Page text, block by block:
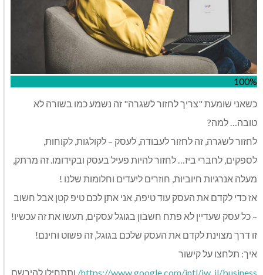
100%
כשאני שומעת "צריך לחזור לשגרה" זה נשמע כמו בשורה לא
טובה… למה?
לחזור לשגרה, זה לחזור לעבודה, לעסק – לקולגות, לקוחות,
לספקים, לחברי ביז… לחזור להיות פעיל בעסק ובקידומו. זה מרתק,
מעלה אנרגיות חיוביות, חוזרים ליעדים וחלומות שלנו !
אז כדי לקדם את העסק עוד טיפה, אני אתן לכם טיפ קטן אבל חשוב
– כל עסק שעדיין לא פתח חשבון בגוגל עסקים, תעשו את זה עכשיו!
זו דרך מצוינת לקדם את העסק שלכם בגוגל, זה פשוט וחינם!
איך: תלחצו על קישור
https://www.google.com/intl/iw_il/business/ ותתחילו להירשם